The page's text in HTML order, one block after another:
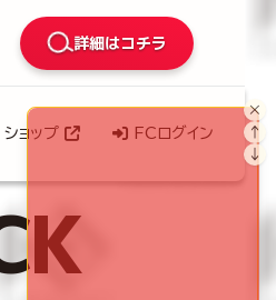
詳細はコチラ
ショップ FCログイン
×
↑
↓